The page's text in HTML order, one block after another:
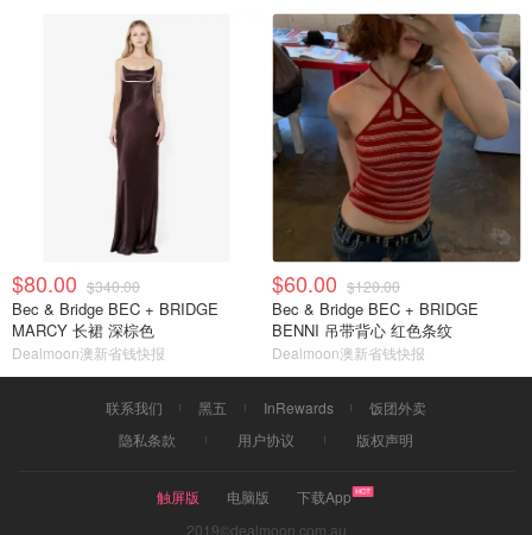
$80.00 $340.00
Bec & Bridge BEC + BRIDGE
MARCY 长裙 深棕色
Dealmoon澳新省钱快报
$60.00 $120.00
Bec & Bridge BEC + BRIDGE
BENNI 吊带背心 红色条纹
Dealmoon澳新省钱快报
联系我们 黑五 InRewards
饭团外卖
隐私条款
用户协议 版权声明
触屏版 电脑版
下载App
2019©dealmoon.com.au